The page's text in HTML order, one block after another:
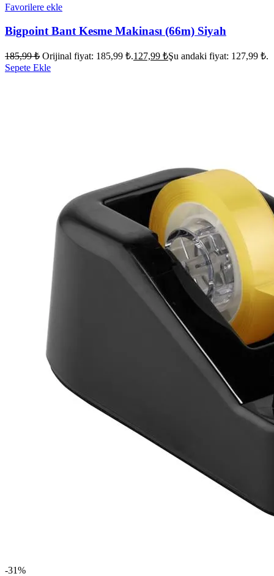
Favorilere ekle
Bigpoint Bant Kesme Makinası (66m) Siyah
185,99₺ Orijinal fiyat: 185,99 ₺.127,99 ₺Şu andaki fiyat: 127,99 ₺.
Sepete Ekle
-31%